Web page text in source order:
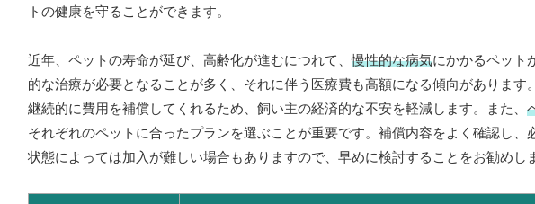
トの健康を守ることができます。
近年、ペットの寿命が延び、高齢化が進むにつれて、慢性的な病気にかかるペット
的な治療が必要となることが多く、それに伴う医療費も高額になる傾向があります
継続的に費用を補償してくれるため、飼い主の経済的な不安を軽減します。また、
それぞれのペットに合ったプランを選ぶことが重要です。補償内容をよく確認し
状態によっては加入が難しい場合もありますので、早めに検討することをお勧めし